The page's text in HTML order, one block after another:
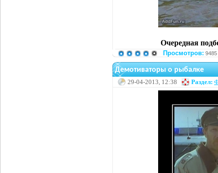
Очередная
Просмотров:
Демотиваторы о рыбалке
29-04-2013, 12:38 Раздел: